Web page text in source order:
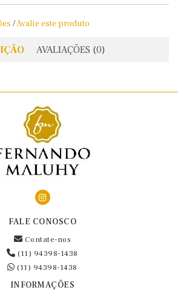
/Avalie este produto
AVALIAÇÕES (0)
FALE CONOSCO
Contate-nos
(11) 94398-1438
(11) 94398-1438
INFORMAÇÕES